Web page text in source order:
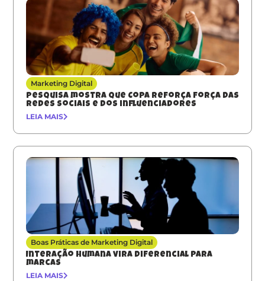
Marketing Digital
Pesquisa mostra que Copa reforça força das
redes sociais e dos influenciadores
LEIA MAIS
Boas Práticas de Marketing Digital
Interação humana vira diferencial para
marcas
LEIA MAIS